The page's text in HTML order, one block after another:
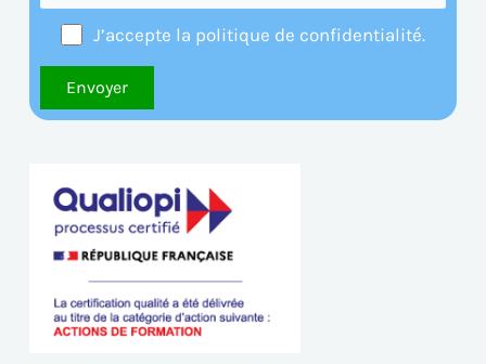
J’accepte la politique de confidentialité.